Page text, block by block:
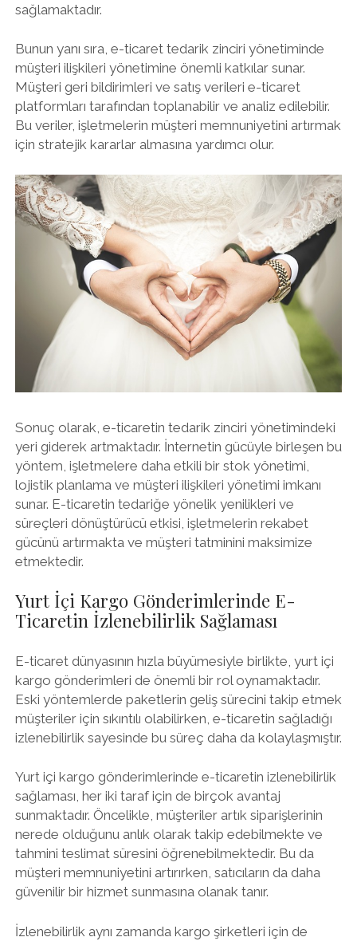
sağlamaktadır.
Bunun yanı sıra, e-ticaret tedarik zinciri yönetiminde
müşteri ilişkileri yönetimine önemli katkılar sunar.
Müşteri geri bildirimleri ve satış verileri e-ticaret
platformları tarafından toplanabilir ve analiz edilebilir.
Bu veriler, işletmelerin müşteri memnuniyetini artırmak
için stratejik kararlar almasına yardımcı olur.
Sonuç olarak, e-ticaretin tedarik zinciri yönetimindeki
yeri giderek artmaktadır. İnternetin gücüyle birleşen bu
yöntem, işletmelere daha etkili bir stok yönetimi,
lojistik planlama ve müşteri ilişkileri yönetimi imkanı
sunar. E-ticaretin tedariğe yönelik yenilikleri ve
süreçleri dönüştürücü etkisi, işletmelerin rekabet
gücünü artırmakta ve müşteri tatminini maksimize
etmektedir.
Yurt İçi Kargo Gönderimlerinde E-
Ticaretin İzlenebilirlik Sağlaması
E-ticaret dünyasının hızla büyümesiyle birlikte, yurt içi
kargo gönderimleri de önemli bir rol oynamaktadır.
Eski yöntemlerde paketlerin geliş sürecini takip etmek
müşteriler için sıkıntılı olabilirken, e-ticaretin sağladığı
izlenebilirlik sayesinde bu süreç daha da kolaylaşmıştır.
Yurt içi kargo gönderimlerinde e-ticaretin izlenebilirlik
sağlaması, her iki taraf için de birçok avantaj
sunmaktadır. Öncelikle, müşteriler artık siparişlerinin
nerede olduğunu anlık olarak takip edebilmekte ve
tahmini teslimat süresini öğrenebilmektedir. Bu da
müşteri memnuniyetini artırırken, satıcıların da daha
güvenilir bir hizmet sunmasına olanak tanır.
İzlenebilirlik aynı zamanda kargo şirketleri için de